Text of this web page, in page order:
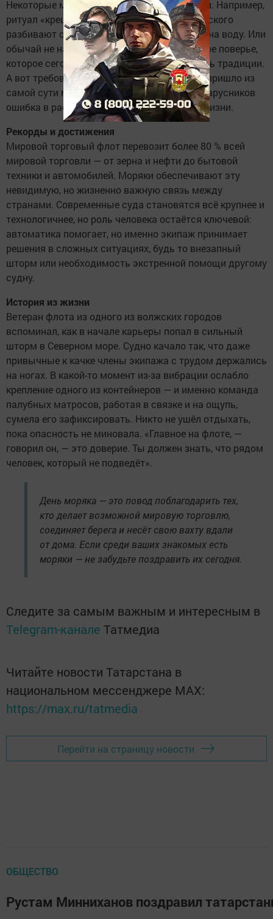
Некоторые морские традиции живут веками. Например,
ритуал «крещения» судна: бутылку шампанского
разбивают о борт, когда корабль спускают на воду. Или
обычай не начинать рейс в пятницу — старое поверье,
которое сегодня соблюдают скорее как дань традиции.
А вот требование к точности и дисциплине пришло из
самой сути морской службы: ещё в эпоху парусников
ошибка в расчётах могла стоить команде жизни.
Рекорды и достижения
Мировой торговый флот перевозит более 80 % всей
мировой торговли — от зерна и нефти до бытовой
техники и автомобилей. Моряки обеспечивают эту
невидимую, но жизненно важную связь между
странами. Современные суда становятся всё крупнее и
технологичнее, но роль человека остаётся ключевой:
автоматика помогает, но именно экипаж принимает
решения в сложных ситуациях, будь то внезапный
шторм или необходимость экстренной помощи другому
судну.
История из жизни
Ветеран флота из одного из волжских городов
вспоминал, как в начале карьеры попал в сильный
шторм в Северном море. Судно качало так, что даже
привычные к качке члены экипажа с трудом держались
на ногах. В какой-то момент из-за вибрации ослабло
крепление одного из контейнеров — и именно команда
палубных матросов, работая в связке и на ощупь,
сумела его зафиксировать. Никто не ушёл отдыхать,
пока опасность не миновала. «Главное на флоте, —
говорил он, — это доверие. Ты должен знать, что рядом
человек, который не подведёт».
День моряка — это повод поблагодарить тех,
кто делает возможной мировую торговлю,
соединяет берега и несёт свою вахту вдали
от дома. Если среди ваших знакомых есть
моряки — не забудьте поздравить их сегодня.
Следите за самым важным и интересным в
Telegram-канале Татмедиа
Читайте новости Татарстана в
национальном мессенджере MАХ:
https://max.ru/tatmedia
Перейти на страницу новости
ОБЩЕСТВО
Рустам Минниханов поздравил